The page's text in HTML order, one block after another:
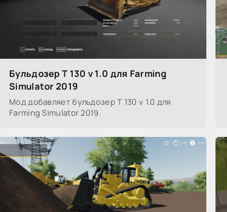
Бульдозер Т 130 v 1.0 для Farming
Simulator 2019
Мод добавляет бульдозер Т 130 v 1.0 для
Farming Simulator 2019.